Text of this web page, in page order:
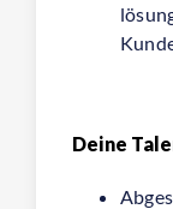
Deine